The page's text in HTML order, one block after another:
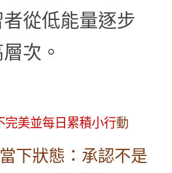
從低能量逐步
次。
完美並每日累積小行動
下狀態：承認不是